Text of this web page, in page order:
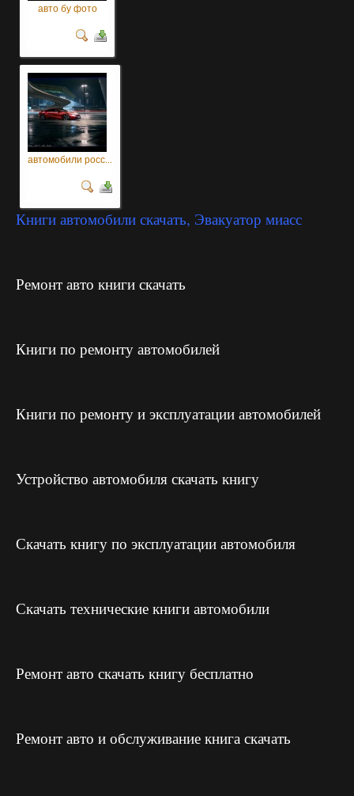
авто бу фото
автомобили росс...
Книги автомобили скачать, Эвакуатор миасс
Ремонт авто книги скачать
Книги по ремонту автомобилей
Книги по ремонту и эксплуатации автомобилей
Устройство автомобиля скачать книгу
Скачать книгу по эксплуатации автомобиля
Скачать технические книги автомобили
Ремонт авто скачать книгу бесплатно
Ремонт авто и обслуживание книга скачать